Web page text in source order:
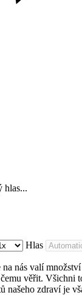
hlas...
Hlas
nás valí
věřit. Všichni
našeho zdraví je